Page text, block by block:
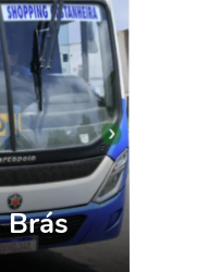
Brás